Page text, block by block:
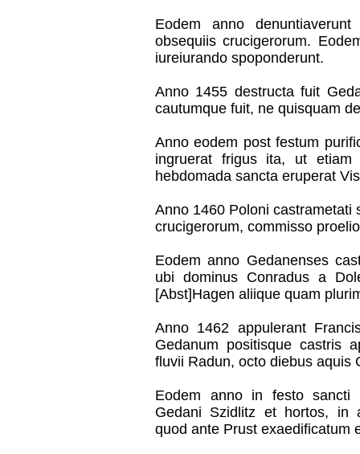
Eodem anno
obsequiis crucigerorum.
iureiurando spoponderunt.
Anno 1455 destructa fuit
cautumque fuit, ne quisquam
Anno eodem post festum
ingruerat frigus ita, ut etiam
hebdomada sancta eruperat
Anno 1460 Poloni castrametati
crucigerorum, commisso
Eodem anno Gedanenses
ubi dominus Conradus a
[Abst]Hagen aliique quam
Anno 1462 appulerant
Gedanum positisque castris
fluvii Radun, octo diebus aquis
Eodem anno in festo sancti
Gedani Szidlitz et hortos, in
quod ante Prust exaedificatum